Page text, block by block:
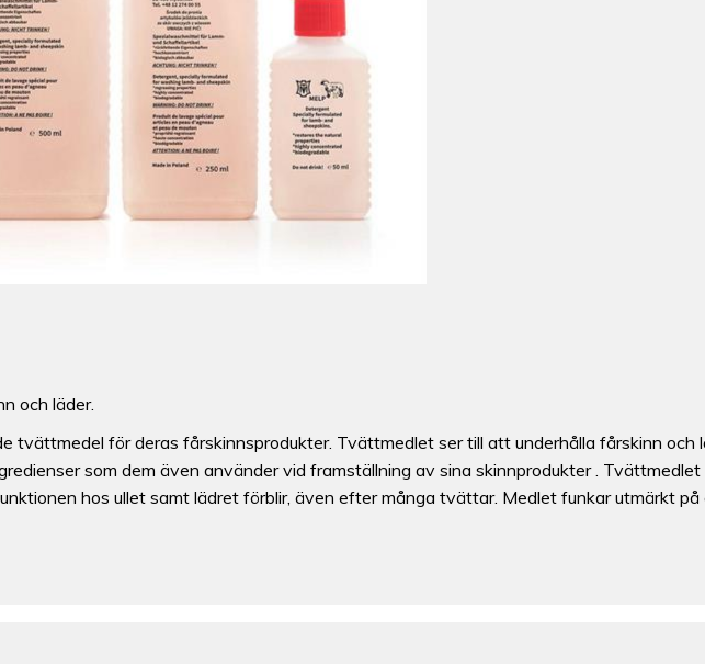
och läder.
tvättmedel för deras fårskinnsprodukter. Tvättmedlet ser till att underhålla fårskinn och
som dem även använder vid framställning av sina skinnprodukter .
hos ullet samt lädret förblir, även efter många tvättar. Medlet funkar utmärkt